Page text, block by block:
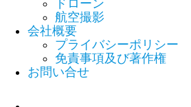
ドローン
航空撮影
会社概要
プライバシーポリシー
免責事項及び著作権
お問い合せ